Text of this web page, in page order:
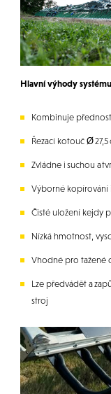
Hlavní výhody
Kombinuje
Řezací kotouč Ø
Zvládne i suchou a
Výborné kopírování
Čisté uložení kejdy
Nízká hmotnost,
Vhodné pro tažené
Lze předvádět a
stroj